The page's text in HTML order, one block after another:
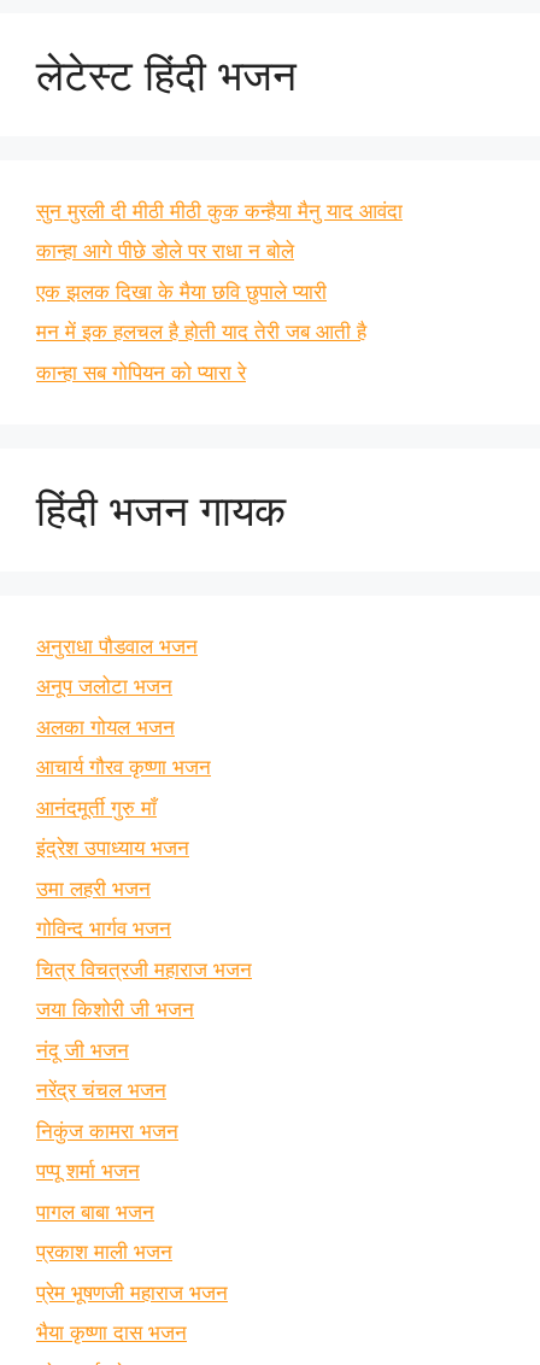
लेटेस्ट हिंदी भजन
सुन मुरली दी मीठी मीठी कुक कन्हैया मैनु याद आवंदा
कान्हा आगे पीछे डोले पर राधा न बोले
एक झलक दिखा के मैया छवि छुपाले प्यारी
मन में इक हलचल है होती याद तेरी जब आती है
कान्हा सब गोपियन को प्यारा रे
हिंदी भजन गायक
अनुराधा पौडवाल भजन
अनूप जलोटा भजन
अलका गोयल भजन
आचार्य गौरव कृष्णा भजन
आनंदमूर्ती गुरु माँ
इंद्रेश उपाध्याय भजन
उमा लहरी भजन
गोविन्द भार्गव भजन
चित्र विचत्रजी महाराज भजन
जया किशोरी जी भजन
नंदू जी भजन
नरेंद्र चंचल भजन
निकुंज कामरा भजन
पप्पू शर्मा भजन
पागल बाबा भजन
प्रकाश माली भजन
प्रेम भूषणजी महाराज भजन
भैया कृष्णा दास भजन